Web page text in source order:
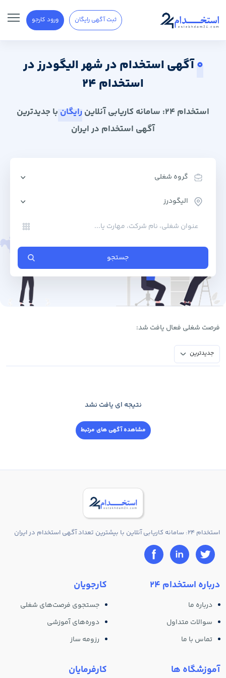
ثبت آگهی رایگان ورود کارجو
0آگهی استخدام در شهر الیگودرز در
استخدام 24
استخدام 24: سامانه کاریابی آنلاین رایگان با جدیدترین
آگهی استخدام در ایران
گروه شغلی
الیگودرز
جستجو
فرصت ‌شغلی فعال یافت شد:
جدیدترین
نتیجه ای یافت نشد
مشاهده آگهی های مرتبط
استخدام 24: سامانه کاریابی آنلاین با بیشترین تعداد آگهی استخدام در ایران
درباره استخدام 24
درباره ما
سوالات متداول
تماس با ما
آموزشگاه ها
کارجویان
جستجوی فرصت‌های شغلی
دوره‌های آموزشی
رزومه ساز
کارفرمایان